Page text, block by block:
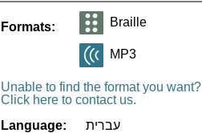
Formats: Braille
MP3
Unable to find the format you want?
Click here to contact us.
Language:
עברית